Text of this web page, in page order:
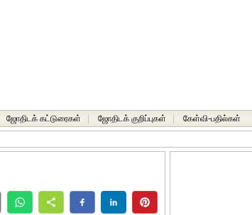
ஜோதிடக் கட்டுரைகள் ஜோதிடக் குறிப்புகள் கேள்வி-பதில்கள்